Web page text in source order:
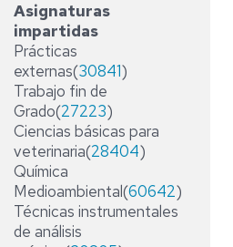
Asignaturas
impartidas
Prácticas
externas(30841)
Trabajo fin de
Grado(27223)
Ciencias básicas para
veterinaria(28404)
Química
Medioambiental(60642)
Técnicas instrumentales
de análisis